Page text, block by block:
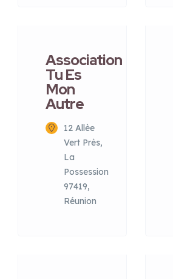
Association
Tu Es
Mon
Autre
12 Allèe
Vert Près,
La
Possession
97419,
Réunion